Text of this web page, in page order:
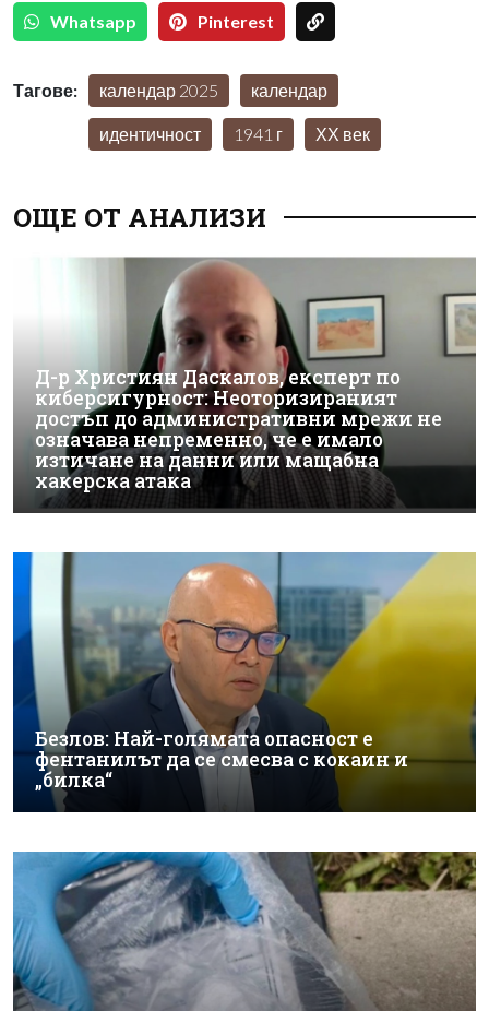
Whatsapp Pinterest
Тагове: календар 2025 календар
идентичност 1941 г ХХ век
ОЩЕ ОТ АНАЛИЗИ
Д-р Християн Даскалов, експерт по
киберсигурност: Неоторизираният
достъп до административни мрежи не
означава непременно, че е имало
изтичане на данни или мащабна
хакерска атака
Безлов: Най-голямата опасност е
фентанилът да се смесва с кокаин и
„билка“